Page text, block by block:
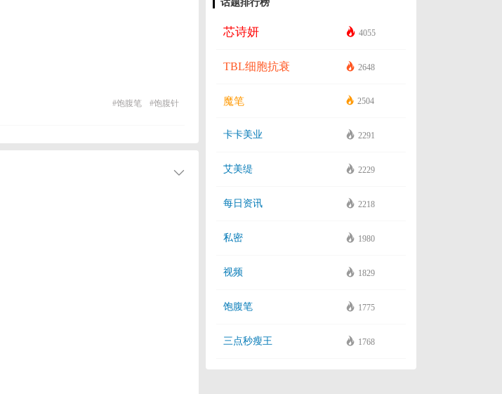
话题排行榜
芯诗妍 4055
TBL细胞抗衰 2648
魔笔 2504
卡卡美业 2291
艾美缇 2229
每日资讯 2218
私密 1980
视频 1829
饱腹笔 1775
三点秒瘦王 1768
#饱腹笔 #饱腹针